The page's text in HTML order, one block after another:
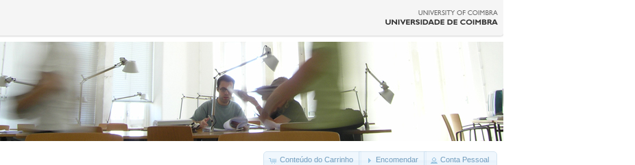
Conteúdo do Carrinho Encomendar Conta Pessoal